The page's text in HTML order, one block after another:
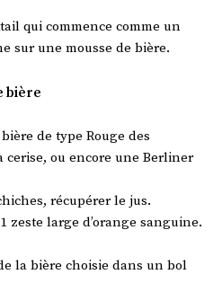
qui commence comme un
sur une mousse de bière.
bière
de type Rouge des
cerise, ou encore une Berliner
récupérer le jus.
zeste large d’orange sanguine.
la bière choisie dans un bol